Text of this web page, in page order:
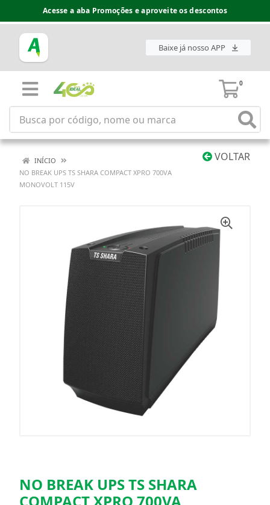
Acesse a aba Promoções e aproveite os descontos
Baixe já nosso APP
0
VOLTAR
INÍCIO
NO BREAK UPS TS SHARA COMPACT XPRO 700VA
MONOVOLT 115V
NO BREAK UPS TS SHARA